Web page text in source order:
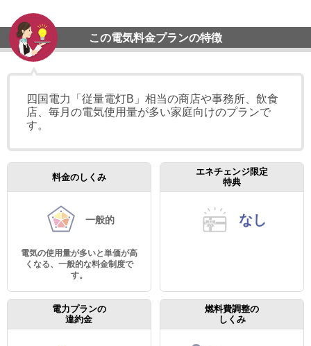
この電気料金プランの特徴
四国電力「従量電灯B」相当の商店や事務所、飲食
店、毎月の電気使用量が多い家庭向けのプランで
す。
料金のしくみ
一般的
電気の使用量が多いと単価が高
くなる、一般的な料金制度で
す。
エネチェンジ限定
特典
なし
電力プランの
違約金
燃料費調整の
しくみ